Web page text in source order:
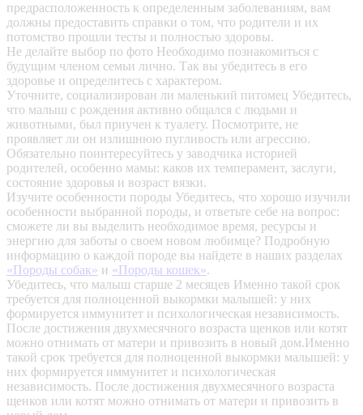
предрасположенность к определенным заболеваниям, вам
должны предоставить справки о том, что родители и их
потомство прошли тесты и полностью здоровы.
Не делайте выбор по фото Необходимо познакомиться с
будущим членом семьи лично. Так вы убедитесь в его
здоровье и определитесь с характером.
Уточните, социализирован ли маленький питомец Убедитесь,
что малыш с рождения активно общался с людьми и
животными, был приучен к туалету. Посмотрите, не
проявляет ли он излишнюю пугливость или агрессию.
Обязательно поинтересуйтесь у заводчика историей
родителей, особенно мамы: каков их темперамент, заслуги,
состояние здоровья и возраст вязки.
Изучите особенности породы Убедитесь, что хорошо изучили
особенности выбранной породы, и ответьте себе на вопрос:
сможете ли вы выделить необходимое время, ресурсы и
энергию для заботы о своем новом любимце? Подробную
информацию о каждой породе вы найдете в наших разделах
«Породы собак» и «Породы кошек».
Убедитесь, что малыш старше 2 месяцев Именно такой срок
требуется для полноценной выкормки малышей: у них
формируется иммунитет и психологическая независимость.
После достижения двухмесячного возраста щенков или котят
можно отнимать от матери и привозить в новый дом.Именно
такой срок требуется для полноценной выкормки малышей: у
них формируется иммунитет и психологическая
независимость. После достижения двухмесячного возраста
щенков или котят можно отнимать от матери и привозить в